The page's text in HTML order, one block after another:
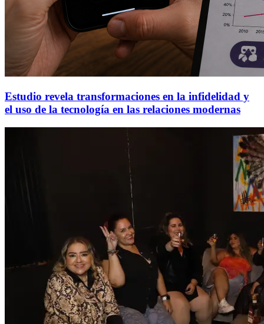
Estudio revela transformaciones en la infidelidad y
el uso de la tecnología en las relaciones modernas